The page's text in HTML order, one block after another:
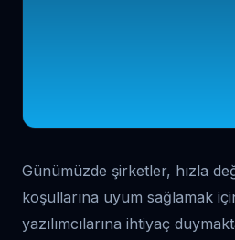
Günümüzde şirketler, hızla
koşullarına uyum sağlamak
yazılımcılarına ihtiyaç